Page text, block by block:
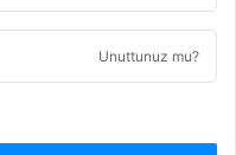
Unuttunuz mu?